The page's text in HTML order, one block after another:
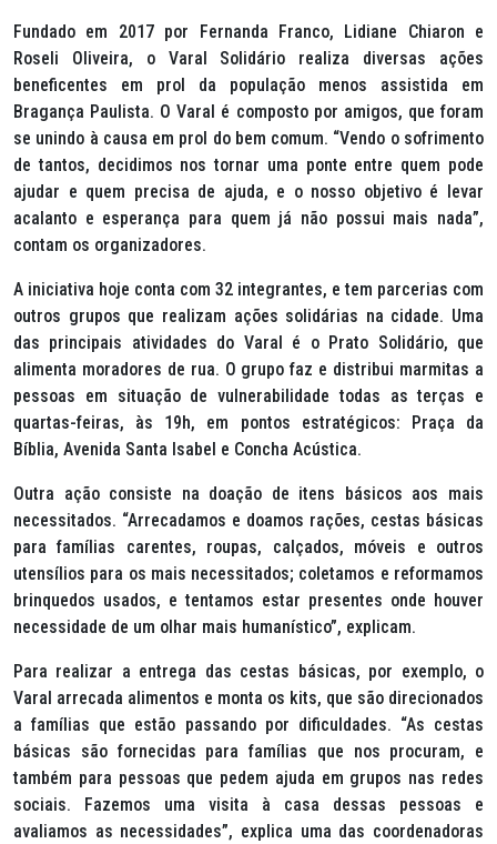
Fundado em 2017 por Fernanda Franco, Lidiane Chiaron e
Roseli Oliveira, o Varal Solidário realiza diversas ações
beneficentes em prol da população menos assistida em
Bragança Paulista. O Varal é composto por amigos, que foram
se unindo à causa em prol do bem comum. “Vendo o sofrimento
de tantos, decidimos nos tornar uma ponte entre quem pode
ajudar e quem precisa de ajuda, e o nosso objetivo é levar
acalanto e esperança para quem já não possui mais nada”,
contam os organizadores.
A iniciativa hoje conta com 32 integrantes, e tem parcerias com
outros grupos que realizam ações solidárias na cidade. Uma
das principais atividades do Varal é o Prato Solidário, que
alimenta moradores de rua. O grupo faz e distribui marmitas a
pessoas em situação de vulnerabilidade todas as terças e
quartas-feiras, às 19h, em pontos estratégicos: Praça da
Bíblia, Avenida Santa Isabel e Concha Acústica.
Outra ação consiste na doação de itens básicos aos mais
necessitados. “Arrecadamos e doamos rações, cestas básicas
para famílias carentes, roupas, calçados, móveis e outros
utensílios para os mais necessitados; coletamos e reformamos
brinquedos usados, e tentamos estar presentes onde houver
necessidade de um olhar mais humanístico”, explicam.
Para realizar a entrega das cestas básicas, por exemplo, o
Varal arrecada alimentos e monta os kits, que são direcionados
a famílias que estão passando por dificuldades. “As cestas
básicas são fornecidas para famílias que nos procuram, e
também para pessoas que pedem ajuda em grupos nas redes
sociais. Fazemos uma visita à casa dessas pessoas e
avaliamos as necessidades”, explica uma das coordenadoras